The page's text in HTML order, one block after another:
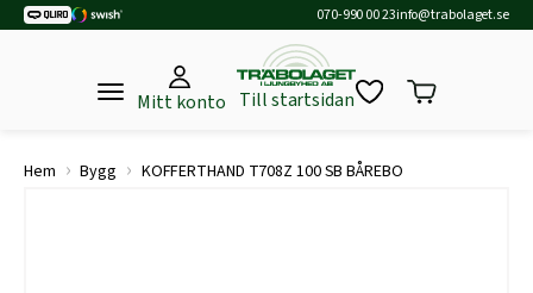
070-990 00 23info@trabolaget.se
Mitt konto Till startsidan
Hem › Bygg › KOFFERTHAND T708Z 100 SB BÅREBO